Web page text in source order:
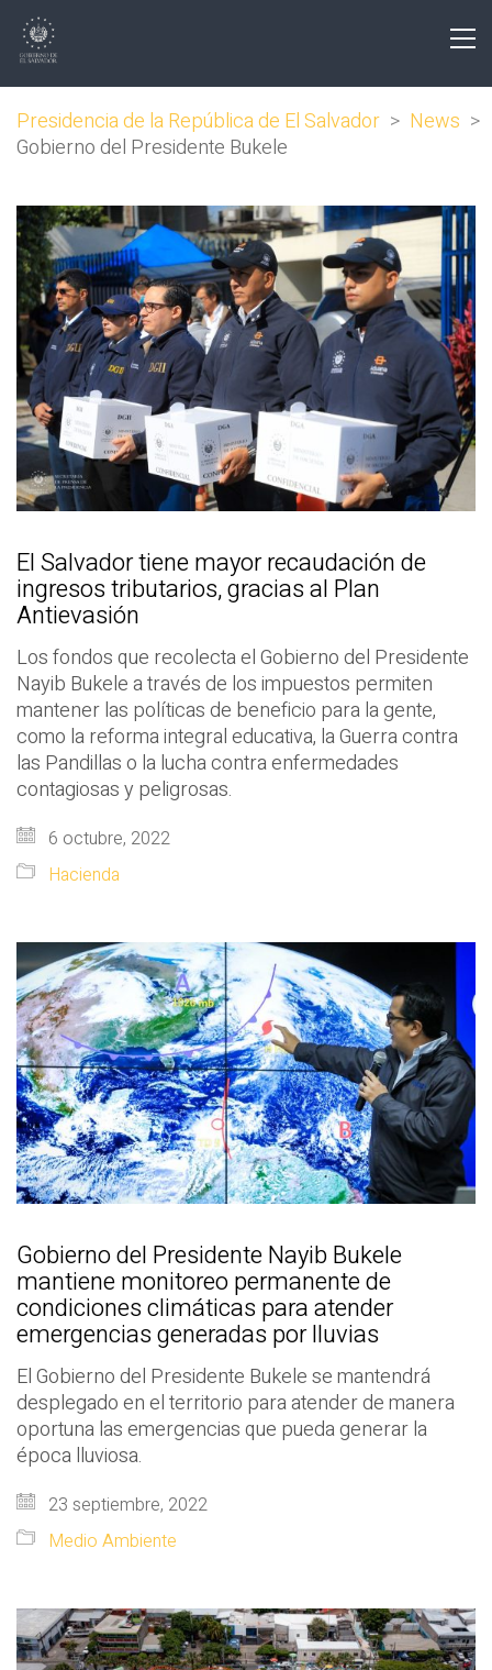
Presidencia de la República de El Salvador > News >
Gobierno del Presidente Bukele
El Salvador tiene mayor recaudación de
ingresos tributarios, gracias al Plan
Antievasión
Los fondos que recolecta el Gobierno del Presidente
Nayib Bukele a través de los impuestos permiten
mantener las políticas de beneficio para la gente,
como la reforma integral educativa, la Guerra contra
las Pandillas o la lucha contra enfermedades
contagiosas y peligrosas.
6 octubre, 2022
Hacienda
Gobierno del Presidente Nayib Bukele
mantiene monitoreo permanente de
condiciones climáticas para atender
emergencias generadas por lluvias
El Gobierno del Presidente Bukele se mantendrá
desplegado en el territorio para atender de manera
oportuna las emergencias que pueda generar la
época lluviosa.
23 septiembre, 2022
Medio Ambiente